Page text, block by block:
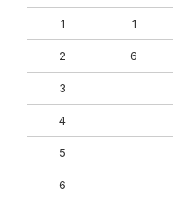
1 1
2 6
3
4
5
6